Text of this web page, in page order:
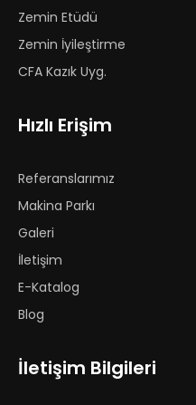
Zemin Etüdü
Zemin İyileştirme
CFA Kazık Uyg.
Hızlı Erişim
Referanslarımız
Makina Parkı
Galeri
İletişim
E-Katalog
Blog
İletişim Bilgileri